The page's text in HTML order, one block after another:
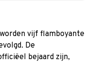
worden vijf flamboyante
De
bejaard zijn,